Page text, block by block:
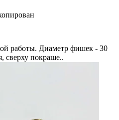
работы. Диаметр фишек - 30
сверху покраше..